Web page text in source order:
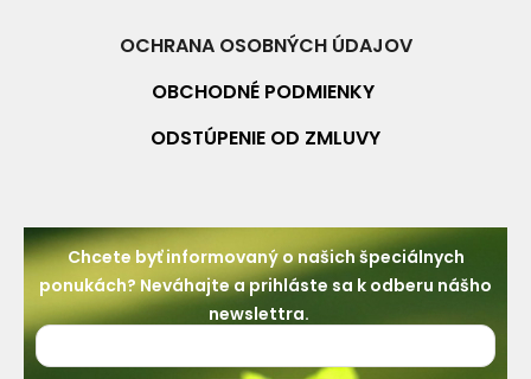
OCHRANA OSOBNÝCH ÚDAJOV
OBCHODNÉ PODMIENKY
ODSTÚPENIE OD ZMLUVY
Chcete byť informovaný o našich špeciálnych
ponukách? Neváhajte a prihláste sa k odberu nášho
newslettra.